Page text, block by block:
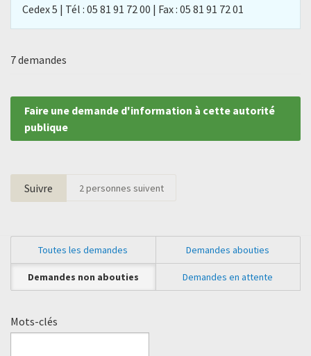
Cedex 5 | Tél : 05 81 91 72 00 | Fax : 05 81 91 72 01
7 demandes
Faire une demande d'information à cette autorité
publique
Suivre 2personnes suivent
Toutes les demandes Demandes abouties
Demandes non abouties Demandes en attente
Mots-clés